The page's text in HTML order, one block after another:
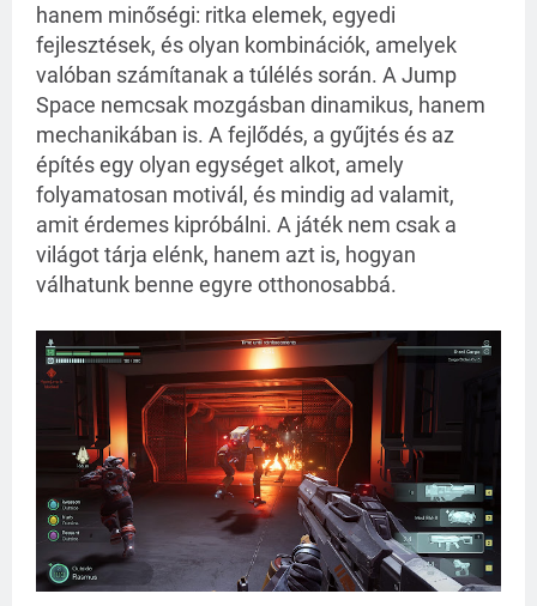
hanem minőségi: ritka elemek, egyedi
fejlesztések, és olyan kombinációk, amelyek
valóban számítanak a túlélés során. A Jump
Space nemcsak mozgásban dinamikus, hanem
mechanikában is. A fejlődés, a gyűjtés és az
építés egy olyan egységet alkot, amely
folyamatosan motivál, és mindig ad valamit,
amit érdemes kipróbálni. A játék nem csak a
világot tárja elénk, hanem azt is, hogyan
válhatunk benne egyre otthonosabbá.